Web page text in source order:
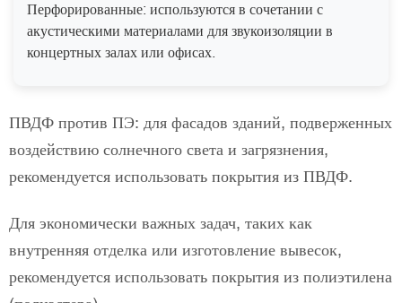
Перфорированные: используются в сочетании с
акустическими материалами для звукоизоляции в
концертных залах или офисах.
ПВДФ против ПЭ: для фасадов зданий, подверженных
воздействию солнечного света и загрязнения,
рекомендуется использовать покрытия из ПВДФ.
Для экономически важных задач, таких как
внутренняя отделка или изготовление вывесок,
рекомендуется использовать покрытия из полиэтилена